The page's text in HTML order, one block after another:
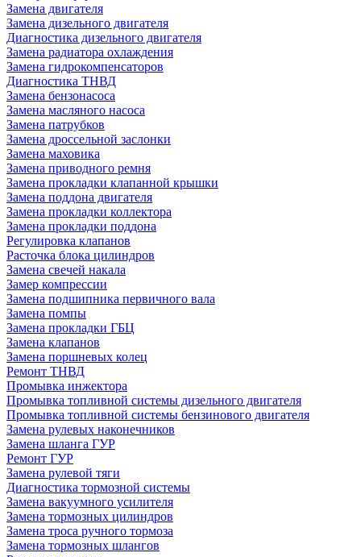
Замена двигателя
Замена дизельного двигателя
Диагностика дизельного двигателя
Замена радиатора охлаждения
Замена гидрокомпенсаторов
Диагностика ТНВД
Замена бензонасоса
Замена масляного насоса
Замена патрубков
Замена дроссельной заслонки
Замена маховика
Замена приводного ремня
Замена прокладки клапанной крышки
Замена поддона двигателя
Замена прокладки коллектора
Замена прокладки поддона
Регулировка клапанов
Расточка блока цилиндров
Замена свечей накала
Замер компрессии
Замена подшипника первичного вала
Замена помпы
Замена прокладки ГБЦ
Замена клапанов
Замена поршневых колец
Ремонт ТНВД
Промывка инжектора
Промывка топливной системы дизельного двигателя
Промывка топливной системы бензинового двигателя
Замена рулевых наконечников
Замена шланга ГУР
Ремонт ГУР
Замена рулевой тяги
Диагностика тормозной системы
Замена вакуумного усилителя
Замена тормозных цилиндров
Замена троса ручного тормоза
Замена тормозных шлангов